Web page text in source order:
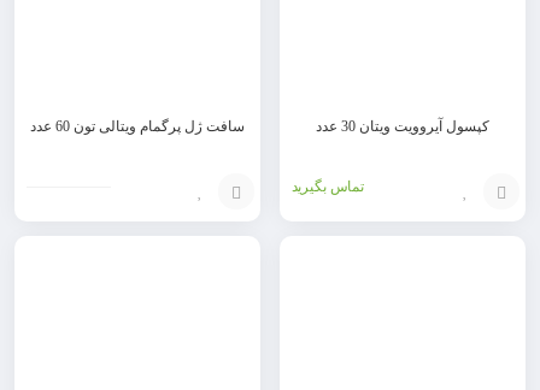
کپسول آیروویت ویتان 30 عدد
تماس بگیرید
سافت ژل پرگمام ویتالی تون 60 عدد